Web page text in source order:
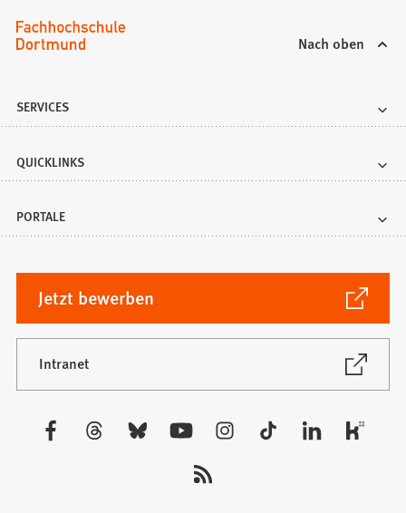
Nach oben
SERVICES
QUICKLINKS
PORTALE
Jetzt bewerben
(Öffnet
in
einem
neuen
Tab)
Intranet
(Öffnet
neuen
Besuchen